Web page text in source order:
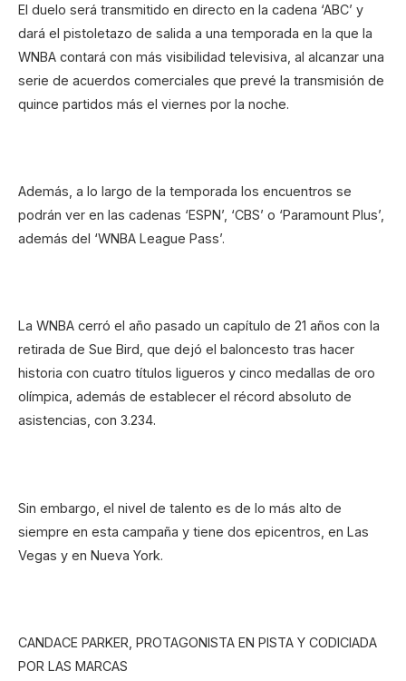
El duelo será transmitido en directo en la cadena ‘ABC’ y
dará el pistoletazo de salida a una temporada en la que la
WNBA contará con más visibilidad televisiva, al alcanzar una
serie de acuerdos comerciales que prevé la transmisión de
quince partidos más el viernes por la noche.
Además, a lo largo de la temporada los encuentros se
podrán ver en las cadenas ‘ESPN’, ‘CBS’ o ‘Paramount Plus’,
además del ‘WNBA League Pass’.
La WNBA cerró el año pasado un capítulo de 21 años con la
retirada de Sue Bird, que dejó el baloncesto tras hacer
historia con cuatro títulos ligueros y cinco medallas de oro
olímpica, además de establecer el récord absoluto de
asistencias, con 3.234.
Sin embargo, el nivel de talento es de lo más alto de
siempre en esta campaña y tiene dos epicentros, en Las
Vegas y en Nueva York.
CANDACE PARKER, PROTAGONISTA EN PISTA Y CODICIADA
POR LAS MARCAS